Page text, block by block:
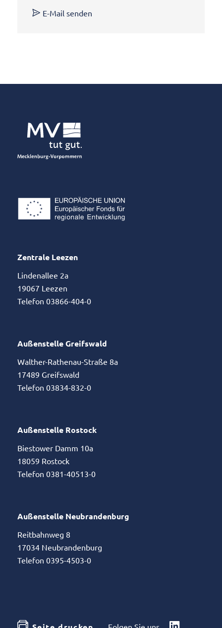
E-Mail senden
Zentrale Leezen
Lindenallee 2a
19067 Leezen
Telefon 03866-404-0
Außenstelle Greifswald
Walther-Rathenau-Straße 8a
17489 Greifswald
Telefon 03834-832-0
Außenstelle Rostock
Biestower Damm 10a
18059 Rostock
Telefon 0381-40513-0
Außenstelle Neubrandenburg
Reitbahnweg 8
17034 Neubrandenburg
Telefon 0395-4503-0